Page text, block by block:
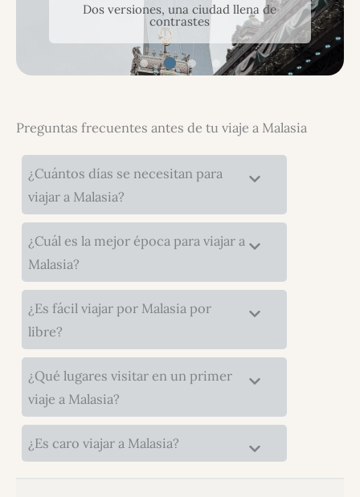
Dos versiones, una ciudad llena de
contrastes
Preguntas frecuentes antes de tu viaje a Malasia
¿Cuántos días se necesitan para
viajar a Malasia?
¿Cuál es la mejor época para viajar a
Malasia?
¿Es fácil viajar por Malasia por
libre?
¿Qué lugares visitar en un primer
viaje a Malasia?
¿Es caro viajar a Malasia?